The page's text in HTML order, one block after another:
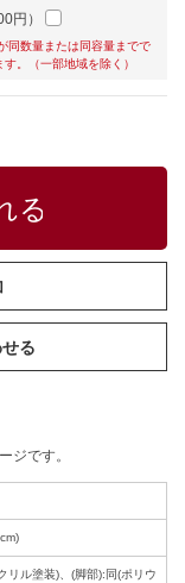
円）
同数量または同容量までで
。（一部地域を除く）
る
ジです。
リル塗装)、(脚部):同(ポリウ